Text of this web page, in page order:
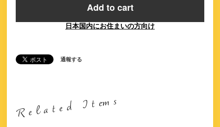
Add to cart
日本国内にお住まいの方向け
通報する